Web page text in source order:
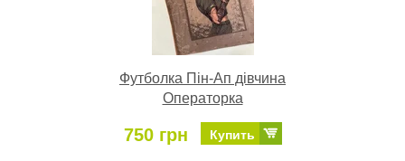
Футболка Пін-Ап дівчина
Операторка
750 грн Купить